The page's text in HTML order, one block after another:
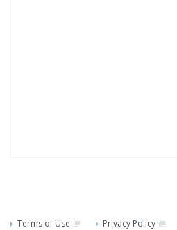
Terms of Use Privacy Policy